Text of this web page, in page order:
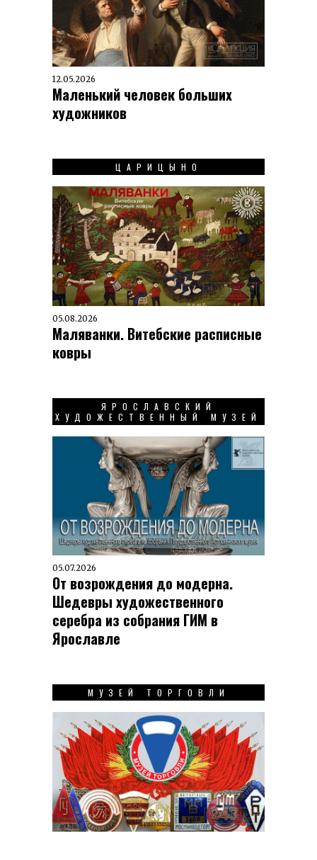
12.05.2026
Маленький человек больших
художников
ЦАРИЦЫНО
05.08.2026
Маляванки. Витебские расписные
ковры
ЯРОСЛАВСКИЙ
ХУДОЖЕСТВЕННЫЙ МУЗЕЙ
05.07.2026
От возрождения до модерна.
Шедевры художественного
серебра из собрания ГИМ в
Ярославле
МУЗЕЙ ТОРГОВЛИ